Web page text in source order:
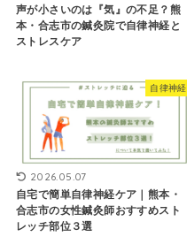
声が小さいのは『気』の不足？熊
本・合志市の鍼灸院で自律神経と
ストレスケア
自律神経
2026.05.07
自宅で簡単自律神経ケア｜熊本・
合志市の女性鍼灸師おすすめスト
レッチ部位３選